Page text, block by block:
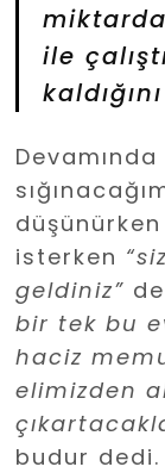
miktarda
ile
isterken
geldiniz”
bir tek bu
haciz
elimizden
budur